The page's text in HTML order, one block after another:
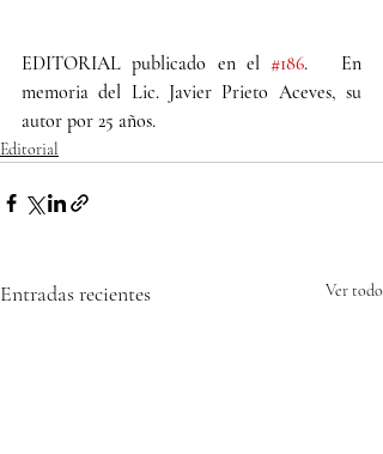
EDITORIAL publicado en el #186.   En
memoria del Lic. Javier Prieto Aceves, su
autor por 25 años.
Editorial
Entradas recientes Ver todo